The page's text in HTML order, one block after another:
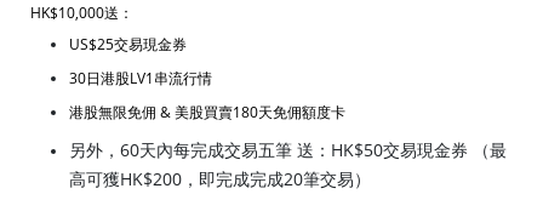
HK$10,000送：
US$25交易現金券
30日港股LV1串流行情
港股無限免佣 & 美股買賣180天免佣額度卡
另外，60天內每完成交易五筆 送：HK$50交易現金券 （最
高可獲HK$200，即完成完成20筆交易）